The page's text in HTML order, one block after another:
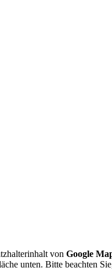
von Google
unten. Bitte beachten